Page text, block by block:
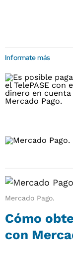
Informate más
Mercado Pago.
Cómo
con